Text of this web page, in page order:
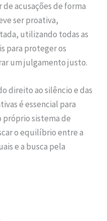
acusações de forma
ser proativa,
utilizando todas as
para proteger os
um julgamento justo.
direito ao silêncio e das
é essencial para
próprio sistema de
o equilíbrio entre a
e a busca pela